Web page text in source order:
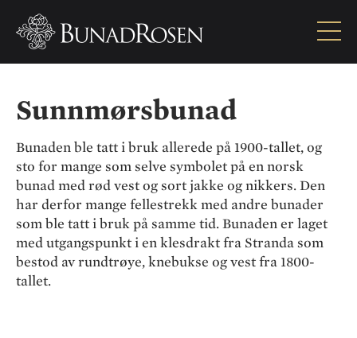
Sunnmørsbunad
Bunaden ble tatt i bruk allerede på 1900-tallet, og
sto for mange som selve symbolet på en norsk
bunad med rød vest og sort jakke og nikkers. Den
har derfor mange fellestrekk med andre bunader
som ble tatt i bruk på samme tid. Bunaden er laget
med utgangspunkt i en klesdrakt fra Stranda som
bestod av rundtrøye, knebukse og vest fra 1800-
tallet.